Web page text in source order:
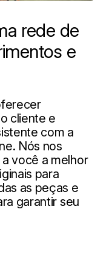
rede de
e
cliente e
com a
Nós nos
você a melhor
para
as peças e
garantir seu